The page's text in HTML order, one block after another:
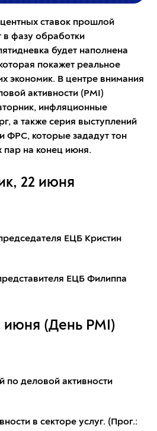
ставок прошлой
в фазу обработки
будет наполнена
покажет реальное
экономик. В центре внимания
активности (PMI)
инфляционные
а также серия выступлений
ФРС, которые зададут тон
на конец июня.
22 июня
ЕЦБ Кристин
ЕЦБ Филиппа
июня (День PMI)
по деловой активности
в секторе услуг. (Прог.: